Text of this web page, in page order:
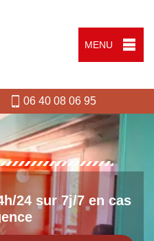
MENU
06 40 08 06 95
24 sur 7j/7 en cas